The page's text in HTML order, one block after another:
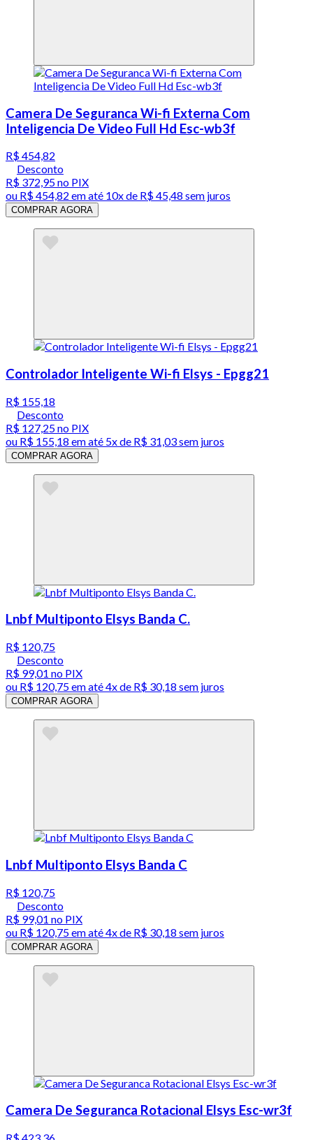
Camera De Seguranca Wi-fi Externa Com
Inteligencia De Video Full Hd Esc-wb3f
R$ 454,82
Desconto
R$ 372,95no PIX
ou R$ 454,82 em até 10x de R$ 45,48 sem juros
COMPRAR AGORA
Controlador Inteligente Wi-fi Elsys - Epgg21
R$ 155,18
Desconto
R$ 127,25no PIX
ou R$ 155,18 em até 5x de R$ 31,03 sem juros
COMPRAR AGORA
Lnbf Multiponto Elsys Banda C.
R$ 120,75
Desconto
R$ 99,01 no PIX
ou R$ 120,75em até4x de R$ 30,18 sem juros
COMPRAR AGORA
Lnbf Multiponto Elsys Banda C
R$ 120,75
Desconto
R$ 99,01 no PIX
ou R$ 120,75em até4x de R$ 30,18 sem juros
COMPRAR AGORA
Camera De Seguranca Rotacional Elsys Esc-wr3f